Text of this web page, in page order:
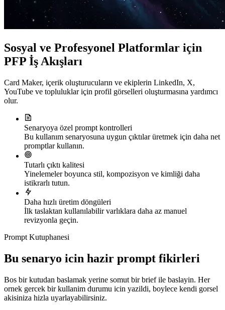
Sosyal ve Profesyonel Platformlar için
PFP İş Akışları
Card Maker, içerik oluşturucuların ve ekiplerin LinkedIn, X,
YouTube ve topluluklar için profil görselleri oluşturmasına yardımcı
olur.
Senaryoya özel prompt kontrolleri
Bu kullanım senaryosuna uygun çıktılar üretmek için daha net
promptlar kullanın.
Tutarlı çıktı kalitesi
Yinelemeler boyunca stil, kompozisyon ve kimliği daha
istikrarlı tutun.
Daha hızlı üretim döngüleri
İlk taslaktan kullanılabilir varlıklara daha az manuel
revizyonla geçin.
Prompt Kutuphanesi
Bu senaryo icin hazir prompt fikirleri
Bos bir kutudan baslamak yerine somut bir brief ile baslayin. Her
ornek gercek bir kullanim durumu icin yazildi, boylece kendi gorsel
akisiniza hizla uyarlayabilirsiniz.